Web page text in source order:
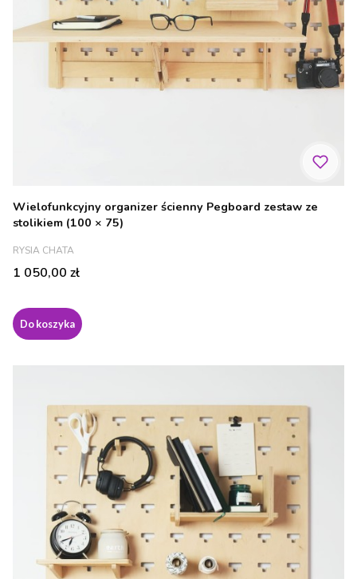
Wielofunkcyjny organizer ścienny Pegboard zestaw ze
stolikiem (100 × 75)
PRODUCENT
RYSIA CHATA
Cena
1 050,00 zł
Do koszyka